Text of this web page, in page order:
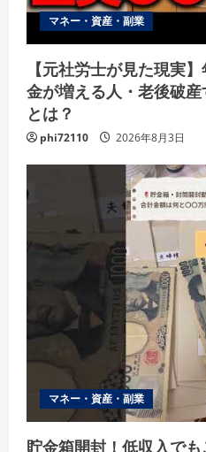
マネー・資産・副業
【元社労士が見た現実
金が増える人・老後破
とは？
phi72110 2026年8月3日
マネー・資産・副業
貯金箱開封！低収入で